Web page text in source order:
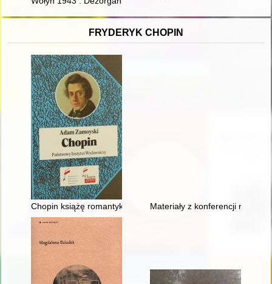
FRYDERYK CHOPIN
Chopin książę romantyków Materiały z konferencji